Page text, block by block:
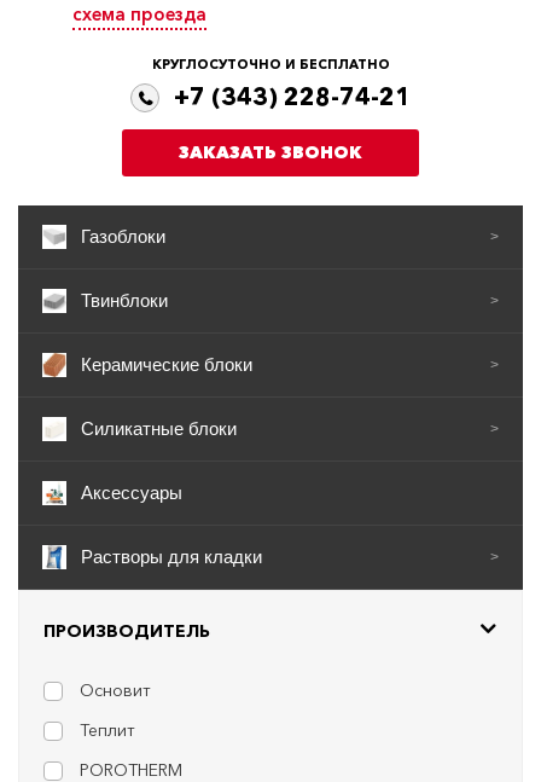
схема проезда
КРУГЛОСУТОЧНО И БЕСПЛАТНО
+7 (343) 228-74-21
ЗАКАЗАТЬ ЗВОНОК
Газоблоки >
Твинблоки >
Керамические блоки >
Силикатные блоки >
Аксессуары
Растворы для кладки >
ПРОИЗВОДИТЕЛЬ
Основит
Теплит
POROTHERM